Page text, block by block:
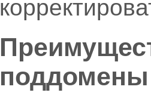
поддомены